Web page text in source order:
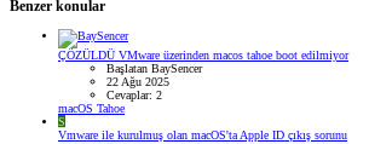
Benzer konular
ÇÖZÜLDÜ VMware üzerinden macos tahoe boot edilmiyor
Başlatan BaySencer
22 Ağu 2025
Cevaplar: 2
macOS Tahoe
S
Vmware ile kurulmuş olan macOS'ta Apple ID çıkış sorunu